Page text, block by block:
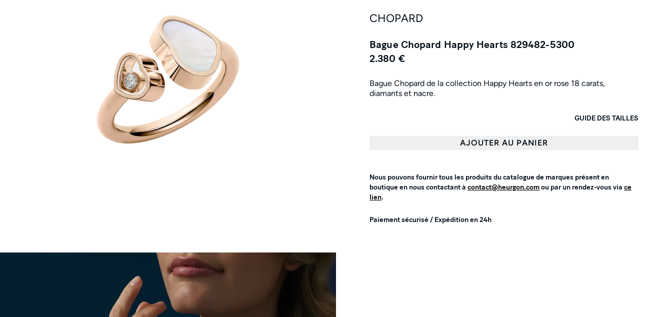
CHOPARD
Bague Chopard Happy Hearts 829482-5300
2.380 €
Bague Chopard de la collection Happy Hearts en or rose 18 carats,
diamants et nacre.
GUIDE DES TAILLES
AJOUTER AU PANIER
Nous pouvons fournir tous les produits du catalogue de marques présent en
boutique en nous contactant àcontact@heurgon.comou par un rendez-vous viace
lien.
Paiement sécurisé / Expédition en 24h